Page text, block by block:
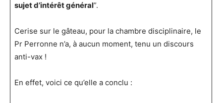
sujet d’intérêt général”.
Cerise sur le gâteau, pour la chambre disciplinaire, le
Pr Perronne n’a, à aucun moment, tenu un discours
anti-vax !
En effet, voici ce qu’elle a conclu :